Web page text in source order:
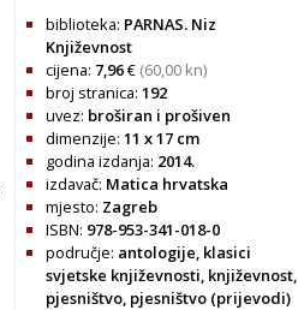
biblioteka: PARNAS. Niz
Književnost
cijena: 7,96€ (60,00 kn)
broj stranica: 192
uvez: broširan i prošiven
dimenzije: 11 x 17 cm
godina izdanja: 2014.
izdavač: Matica hrvatska
mjesto: Zagreb
ISBN: 978-953-341-018-0
područje: antologije, klasici
svjetske književnosti, književnost,
pjesništvo, pjesništvo (prijevodi)